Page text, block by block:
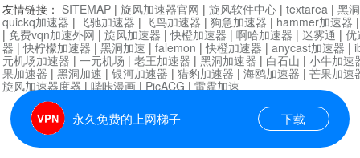
永久免费的上网梯子 下载
友情链接： SITEMAP | 旋风加速器官网 | 旋风软件中心 | textarea | 黑
quickq加速器 | 飞驰加速器 | 飞鸟加速器 | 狗急加速器 | hammer加速器
| 免费vqn加速外网 | 旋风加速器 |快橙加速器 | 啊哈加速器 | 迷雾通 | 优
器 |快柠檬加速器 | 黑洞加速 | falemon |快橙加速器 | anycast加速器 |
元机场加速器 | 一元机场 | 老王加速器 | 黑洞加速器 | 白石山 | 小牛加速
果加速器 | 黑洞加速 | 银河加速器 | 猎豹加速器 | 海鸥加速器 | 芒果加速
旋风加速器度器|哔咔漫画|PicACG|雷霆加速